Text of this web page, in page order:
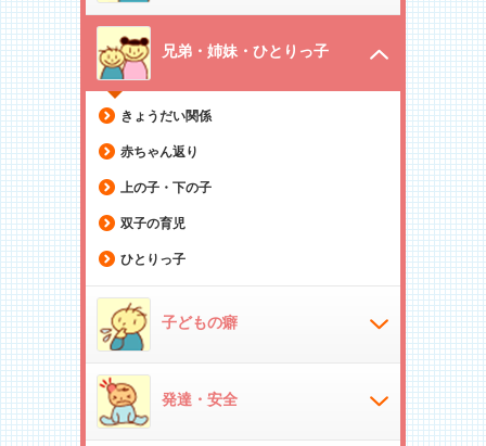
兄弟・姉妹・ひとりっ子
きょうだい関係
赤ちゃん返り
上の子・下の子
双子の育児
ひとりっ子
子どもの癖
発達・安全